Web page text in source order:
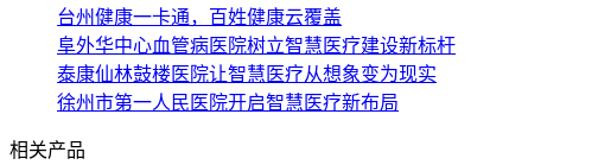
台州健康一卡通，百姓健康云覆盖
阜外华中心血管病医院树立智慧医疗建设新标杆
泰康仙林鼓楼医院让智慧医疗从想象变为现实
徐州市第一人民医院开启智慧医疗新布局
相关产品